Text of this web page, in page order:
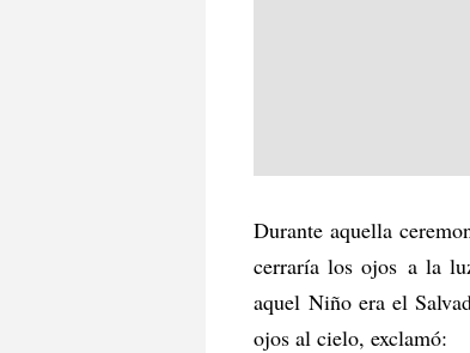
Durante aquella
cerraría los ojos a la
aquel Niño era el
ojos al cielo, exclamó: